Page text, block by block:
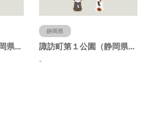
諏訪町第２公園（静岡県静岡市）
静岡県
諏訪町第１公園（静岡県静岡市）
-